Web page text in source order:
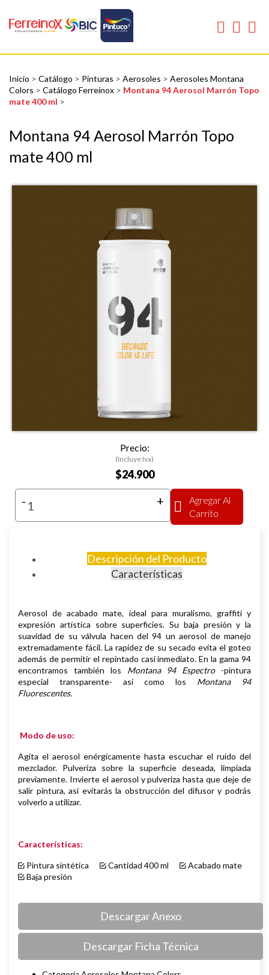
Inicio > Catálogo > Pinturas > Aerosoles > Aerosoles Montana
Colors > Catálogo Ferreinox > Montana 94 Aerosol Marrón Topo
mate 400 ml >
Montana 94 Aerosol Marrón Topo
mate 400 ml
Precio:
(Incluye Iva)
$24.900
- +
Agregar Al
Carrito
Descripción del Producto
Características
Aerosol deacabado mate, ideal para muralismo, graffiti y
expresión artística sobre superficies. Su baja presión y la
suavidad de su válvula hacen del 94 un aerosol de manejo
extremadamente fácil. La rapidez de su secado evita el goteo
además de permitir el repintado casi inmediato.En la gama 94
encontramos también los Montana 94 Espectro-pintura
especial transparente- así como los Montana 94
Fluorescentes.
Modo de uso:
Agita el aerosol enérgicamente hasta escuchar el ruido del
mezclador. Pulveriza sobre la superficie deseada, limpiada
previamente. Invierte el aerosol y pulveriza hasta que deje de
salir pintura, así evitarás la obstrucción del difusor y podrás
volverlo a utilizar.
Características:
Pintura sintética Cantidad 400 ml
Acabado mate
Baja presión
Descargar Anexo
Descargar Ficha Técnica